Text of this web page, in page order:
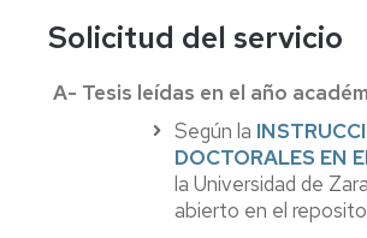
materias
Solicitud del servicio
A- Tesis leídas en el año
Según la
DOCTORALES EN
la Universidad de
abierto en el